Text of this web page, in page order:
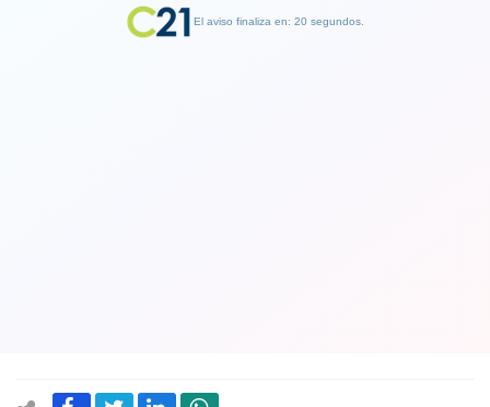
El aviso finaliza en: 19 segundos.